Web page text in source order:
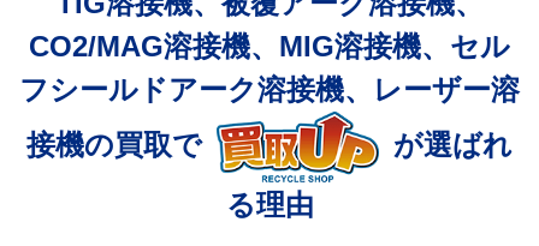
CO2/MAG溶接機、 MIG溶接機、セル
フシールドアーク溶接機、
レーザー溶
接機の買取で
が選ばれ
る理由